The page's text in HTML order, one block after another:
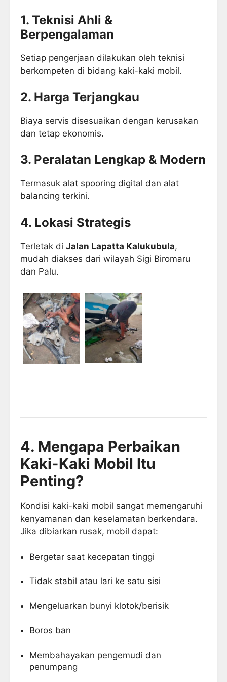
1. Teknisi Ahli &
Berpengalaman
Setiap pengerjaan dilakukan oleh teknisi
berkompeten di bidang kaki-kaki mobil.
2. Harga Terjangkau
Biaya servis disesuaikan dengan kerusakan
dan tetap ekonomis.
3. Peralatan Lengkap & Modern
Termasuk alat spooring digital dan alat
balancing terkini.
4. Lokasi Strategis
Terletak di Jalan Lapatta Kalukubula,
mudah diakses dari wilayah Sigi Biromaru
dan Palu.
4. Mengapa Perbaikan
Kaki-Kaki Mobil Itu
Penting?
Kondisi kaki-kaki mobil sangat memengaruhi
kenyamanan dan keselamatan berkendara.
Jika dibiarkan rusak, mobil dapat:
Bergetar saat kecepatan tinggi
Tidak stabil atau lari ke satu sisi
Mengeluarkan bunyi klotok/berisik
Boros ban
Membahayakan pengemudi dan
penumpang